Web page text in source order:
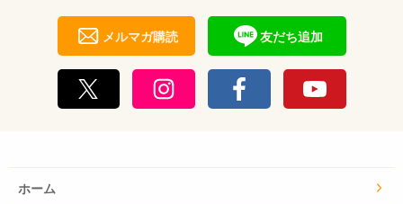
メルマガ購読 友だち追加
ホーム